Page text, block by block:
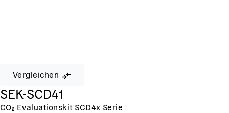
Vergleichen
SEK-SCD41
CO₂ Evaluationskit SCD4x Serie